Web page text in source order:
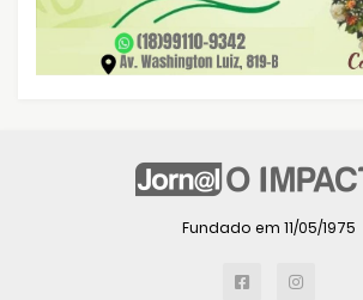
Fundado em 11/05/1975